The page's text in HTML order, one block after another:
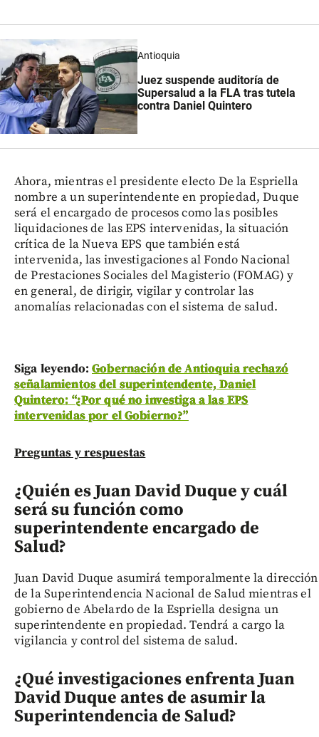
Antioquia
Juez suspende auditoría de
Supersalud a la FLA tras tutela
contra Daniel Quintero
Ahora, mientras el presidente electo De la Espriella
nombre a un superintendente en propiedad, Duque
será el encargado de procesos como las posibles
liquidaciones de las EPS intervenidas, la situación
crítica de la Nueva EPS que también está
intervenida, las investigaciones al Fondo Nacional
de Prestaciones Sociales del Magisterio (FOMAG) y
en general, de dirigir, vigilar y controlar las
anomalías relacionadas con el sistema de salud.
Siga leyendo:Gobernación de Antioquia rechazó
señalamientos del superintendente, Daniel
Quintero: “¿Por qué no investiga a las EPS
intervenidas por el Gobierno?”
Preguntas y respuestas
¿Quién es Juan David Duque y cuál
será su función como
superintendente encargado de
Salud?
Juan David Duque asumirá temporalmente la dirección
de la Superintendencia Nacional de Salud mientras el
gobierno de Abelardo de la Espriella designa un
superintendente en propiedad. Tendrá a cargo la
vigilancia y control del sistema de salud.
¿Qué investigaciones enfrenta Juan
David Duque antes de asumir la
Superintendencia de Salud?